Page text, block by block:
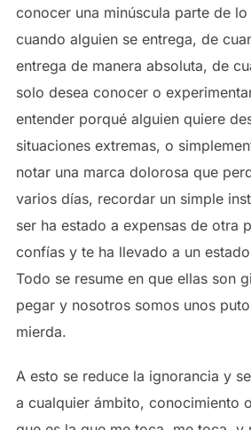
conocer una minúscula parte de lo
cuando alguien se entrega, de
entrega de manera absoluta, de
solo desea conocer o
entender porqué alguien quiere
situaciones extremas, o
notar una marca dolorosa que
varios días, recordar un simple
ser ha estado a expensas de otra
confías y te ha llevado a un
Todo se resume en que ellas son
pegar y nosotros somos unos
mierda.
A esto se reduce la ignorancia y
a cualquier ámbito, conocimiento